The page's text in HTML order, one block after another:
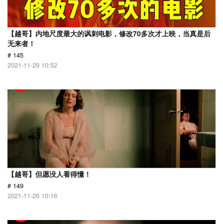
【越哥】内地尺度最大的讽刺电影，修改70多次才上映，当真是后
无来者！
# 145
2021-11-29 10:52
【越哥】但愿没人看得懂！
# 149
2021-11-26 10:16